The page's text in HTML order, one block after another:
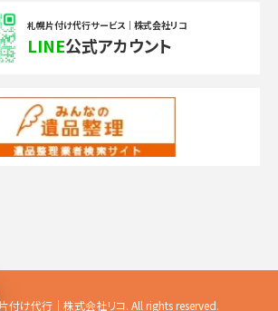
札幌片付け代行サービス｜株式会社リコ
LINE公式アカウント
付け代行｜株式会社リコ. All rights reserved.